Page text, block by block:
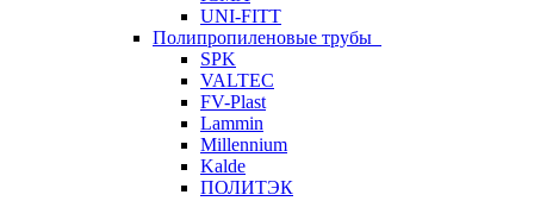
UNI-FITT
Полипропиленовые трубы
SPK
VALTEC
FV-Plast
Lammin
Millennium
Kalde
ПОЛИТЭК